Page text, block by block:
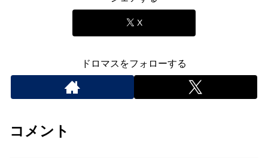
X
ドロマスをフォローする
コメント